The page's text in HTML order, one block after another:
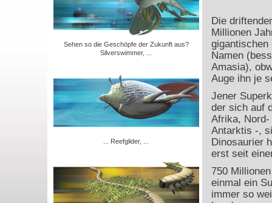
Sehen so die Geschöpfe der Zukunft aus?
Silverswimmer, ...
... Reefglider, ...
Die
Millionen
gigantischen
Namen
Amasia),
Auge ihn je
Jener
der sich auf
Afrika, Nord-
Antarktis -,
Dinosaurier
erst seit
750
einmal ein
immer so